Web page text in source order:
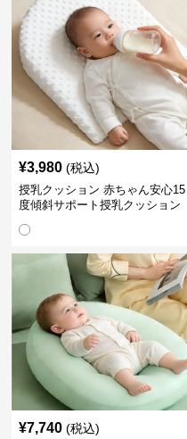
¥3,980 (税込)
授乳クッション 赤ちゃん安心15
度傾斜サポート授乳クッション
¥7,740 (税込)